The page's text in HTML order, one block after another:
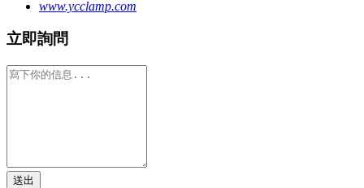
www.ycclamp.com
立即詢問
送出